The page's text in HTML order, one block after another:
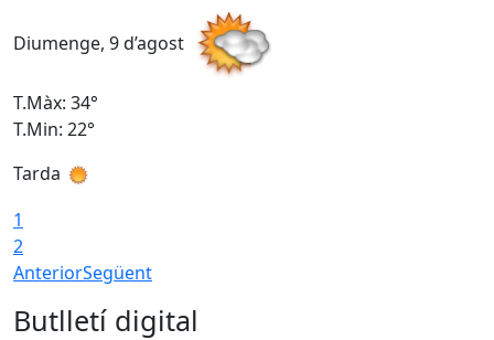
Diumenge, 9 d’agost
T.Màx: 34°
T.Min: 22°
Tarda
1
2
AnteriorSegüent
Butlletí digital